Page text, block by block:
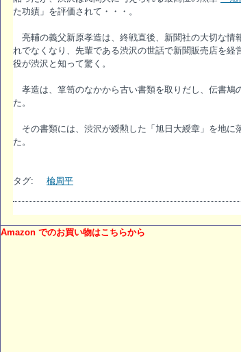
た功績」を評価されて・・・。
亮輔の義父新原孝造は、終戦直後、新聞社の大切な情
れでなくなり、先輩である渋沢の世話で新聞販売店を
役が渋沢と知って驚く。
孝造は、箪笥のなかから古い書類を取りだし、伝書鳩
た。
その書類には、渋沢が綬勲した「旭日大綬章」を地に
た。
タグ: 楡周平
Amazon でのお買い物はこちらから